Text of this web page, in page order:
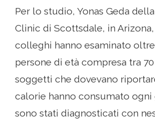
Per lo studio, Yonas Geda
Clinic di Scottsdale, in
colleghi hanno esaminato oltre
persone di età compresa tra 70
soggetti che dovevano
calorie hanno consumato ogni
sono stati diagnosticati con